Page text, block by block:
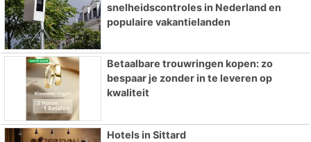
snelheidscontroles in Nederland en
populaire vakantielanden
Betaalbare trouwringen kopen: zo
bespaar je zonder in te leveren op
kwaliteit
Hotels in Sittard